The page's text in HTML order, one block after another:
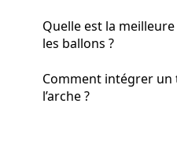
Quelle est la
les ballons ?
Comment intégrer
l’arche ?